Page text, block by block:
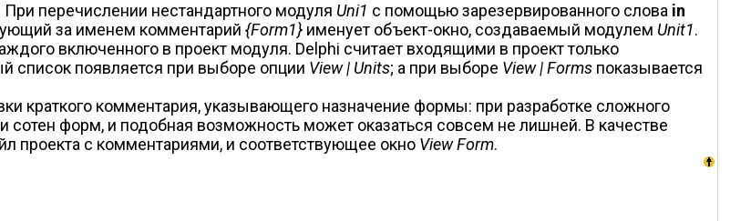
При перечислении нестандартного модуля Uni1 с помощью зарезервированного слова in
за именем комментарий {Form1} именует объект-окно, создаваемый модулем Unit1.
включенного в проект модуля. Delphi считает входящими в проект только
список появляется при выборе опции View | Units; а при выборе View | Forms показывается
краткого комментария, указывающего назначение формы: при разработке сложного
сотен форм, и подобная возможность может оказаться совсем не лишней. В качестве
проекта с комментариями, и соответствующее окно View Form.